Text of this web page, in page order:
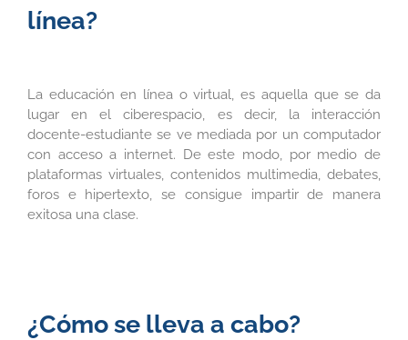
línea?
La educación en línea o virtual, es aquella que se da
lugar en el ciberespacio, es decir, la interacción
docente-estudiante se ve mediada por un computador
con acceso a internet. De este modo, por medio de
plataformas virtuales, contenidos multimedia, debates,
foros e hipertexto, se consigue impartir de manera
exitosa una clase.
¿Cómo se lleva a cabo?